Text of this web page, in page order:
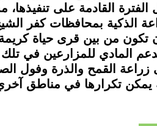
الفترة القادمة على
الذكية بمحافظات كفر
من بين قرى حياة كريمة
المادي للمزارعين في
زراعة القمح والذرة وفول
يمكن تكرارها في مناطق